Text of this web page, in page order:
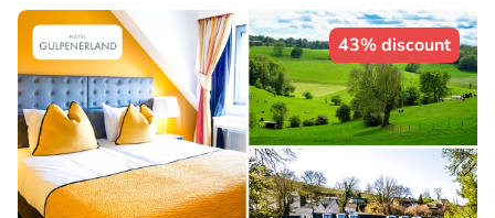
43% discount